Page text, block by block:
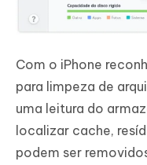
Com o iPhone
para limpeza de
uma leitura do
localizar cache,
podem ser